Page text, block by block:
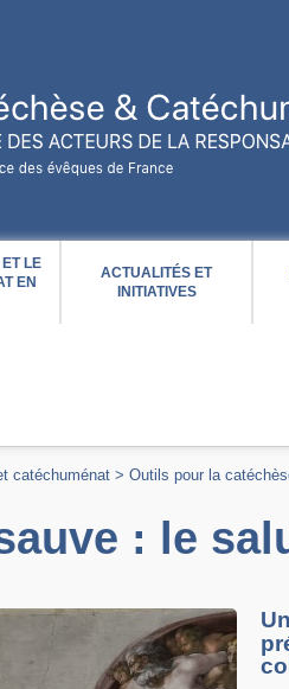
LE
EN
ACTUALITÉS ET
INITIATIVES
catéchuménat > Outils pour la
: le